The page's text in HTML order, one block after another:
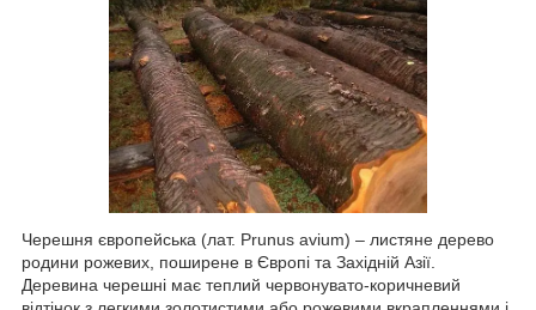
Черешня європейська (лат. Prunus avium) – листяне дерево
родини рожевих, поширене в Європі та Західній Азії.
Деревина черешні має теплий червонувато-коричневий